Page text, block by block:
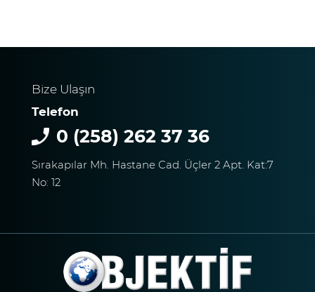
DENİZLİ’NİN İLÇESİNDE KAR
UYUŞTURUCU ETKİSİNDEKİ
ÇOCUK YAĞMUR ALTINDA
Bize Ulaşın
Telefon
0 (258) 262 37 36
Sırakapılar Mh. Hastane Cad. Üçler 2 Apt. Kat:7
No: 12